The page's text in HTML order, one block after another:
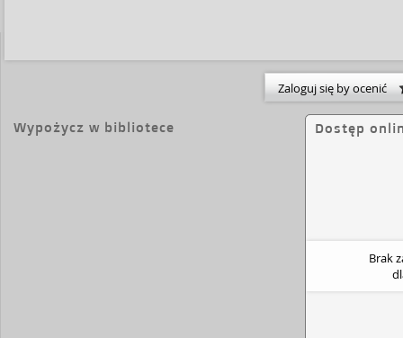
Zaloguj się by ocenić
Wypożycz w bibliotece Dostęp
Brak